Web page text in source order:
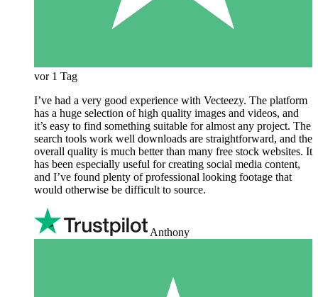
vor 1 Tag
I’ve had a very good experience with Vecteezy. The platform
has a huge selection of high quality images and videos, and
it’s easy to find something suitable for almost any project. The
search tools work well downloads are straightforward, and the
overall quality is much better than many free stock websites. It
has been especially useful for creating social media content,
and I’ve found plenty of professional looking footage that
would otherwise be difficult to source.
Anthony